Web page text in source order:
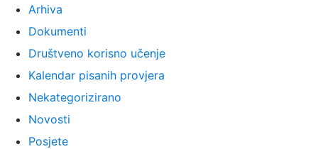
Arhiva
Dokumenti
Društveno korisno učenje
Kalendar pisanih provjera
Nekategorizirano
Novosti
Posjete